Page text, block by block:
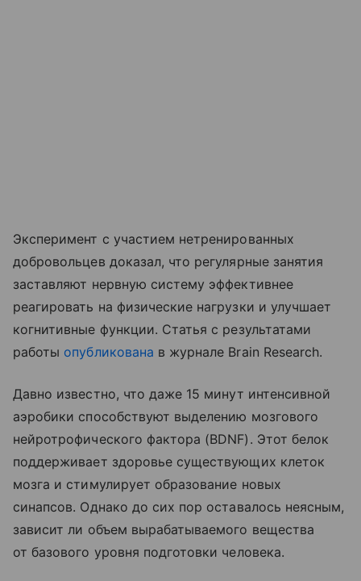
Эксперимент с участием нетренированных
добровольцев доказал, что регулярные занятия
заставляют нервную систему эффективнее
реагировать на физические нагрузки и улучшает
когнитивные функции. Статья с результатами
работы опубликована в журнале Brain Research.
Давно известно, что даже 15 минут интенсивной
аэробики способствуют выделению мозгового
нейротрофического фактора (BDNF). Этот белок
поддерживает здоровье существующих клеток
мозга и стимулирует образование новых
синапсов. Однако до сих пор оставалось неясным,
зависит ли объем вырабатываемого вещества
от базового уровня подготовки человека.